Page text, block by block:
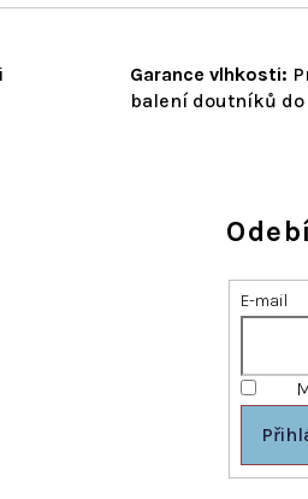
Garance vlhkosti:
balení doutníků do
E-mail